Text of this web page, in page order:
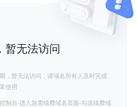
暂无法访问
，暂无法访问，请域名所有人及时完成
使用
制台-进入急需续费域名页面-勾选续费域